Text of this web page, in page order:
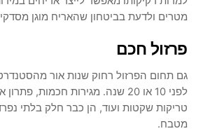
מטרים ולדעת בביטחון שהאריח מוגן
פרזול חכם
גם תחום הפרזול רחוק שנות אור
לפני 10 או 20 שנה. מגירות חכמות,
טריקות שקטות ועוד, הן כבר חלק בלתי
מטבח.